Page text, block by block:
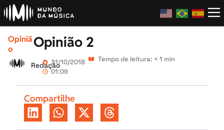
Opiniã
o
Opinião 2
Redação31/10/2018
01:09
Tempo de leitura: < 1 min
Compartilhe